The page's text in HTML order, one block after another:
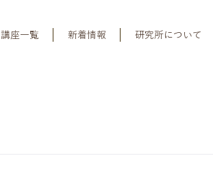
講座一覧 新着情報 研究所について